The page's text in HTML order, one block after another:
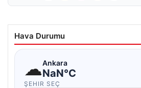
Hava Durumu
☁Ankara
NaN°C
ŞEHIR SEÇ